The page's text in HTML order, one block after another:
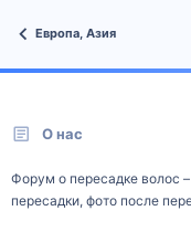
Европа, Азия
О нас
Форум о пересадке волос
пересадки, фото после